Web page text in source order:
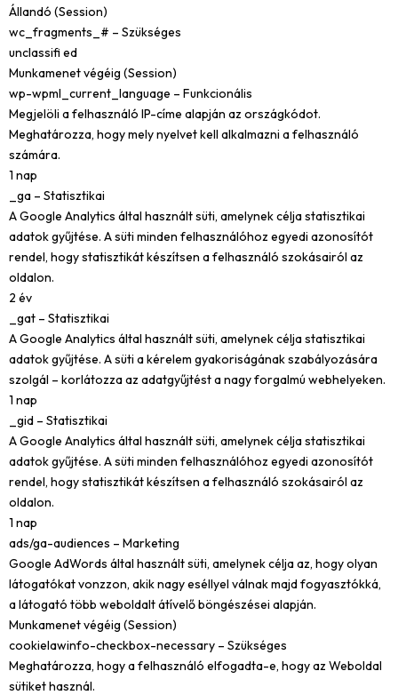
Állandó (Session)
wc_fragments_# – Szükséges
unclassifi ed
Munkamenet végéig (Session)
wp-wpml_current_language – Funkcionális
Megjelöli a felhasználó IP-címe alapján az országkódot.
Meghatározza, hogy mely nyelvet kell alkalmazni a felhasználó
számára.
1 nap
_ga – Statisztikai
A Google Analytics által használt süti, amelynek célja statisztikai
adatok gyűjtése. A süti minden felhasználóhoz egyedi azonosítót
rendel, hogy statisztikát készítsen a felhasználó szokásairól az
oldalon.
2 év
_gat – Statisztikai
A Google Analytics által használt süti, amelynek célja statisztikai
adatok gyűjtése. A süti a kérelem gyakoriságának szabályozására
szolgál – korlátozza az adatgyűjtést a nagy forgalmú webhelyeken.
1 nap
_gid – Statisztikai
A Google Analytics által használt süti, amelynek célja statisztikai
adatok gyűjtése. A süti minden felhasználóhoz egyedi azonosítót
rendel, hogy statisztikát készítsen a felhasználó szokásairól az
oldalon.
1 nap
ads/ga-audiences – Marketing
Google AdWords által használt süti, amelynek célja az, hogy olyan
látogatókat vonzzon, akik nagy eséllyel válnak majd fogyasztókká,
a látogató több weboldalt átívelő böngészései alapján.
Munkamenet végéig (Session)
cookielawinfo-checkbox-necessary – Szükséges
Meghatározza, hogy a felhasználó elfogadta-e, hogy az Weboldal
sütiket használ.